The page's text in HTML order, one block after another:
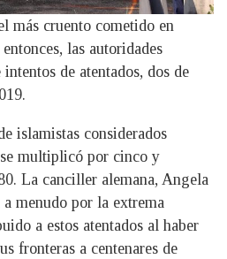
más cruento cometido en
las autoridades
de atentados, dos de
islamistas considerados
multiplicó por cinco y
La canciller alemana, Angela
menudo por la extrema
a estos atentados al haber
fronteras a centenares de